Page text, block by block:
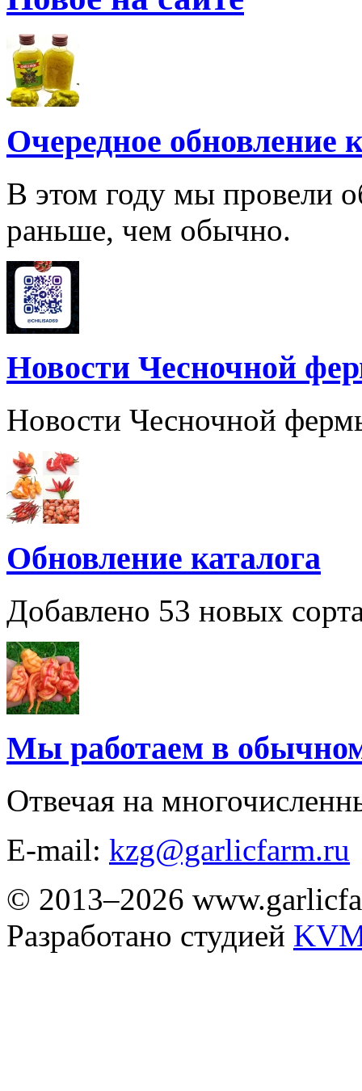
Очередное обновление
В этом году мы провели
раньше, чем обычно.
Новости Чесночной
Новости Чесночной
Обновление каталога
Добавлено 53 новых
Мы работаем в
Отвечая на
E-mail: kzg@garlicfarm.ru
© 2013–2026
Разработано студией